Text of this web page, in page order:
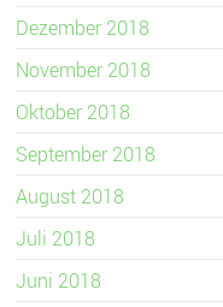
Dezember 2018
November 2018
Oktober 2018
September 2018
August 2018
Juli 2018
Juni 2018